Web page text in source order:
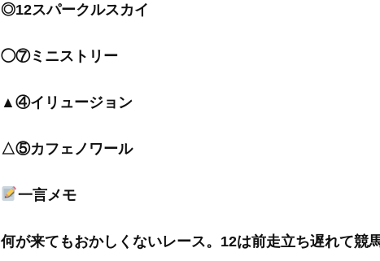
◎12スパークルスカイ
◯⑦ミニストリー
▲④イリュージョン
△⑤カフェノワール
一言メモ
何が来てもおかしくないレース。12は前走立ち遅れて競